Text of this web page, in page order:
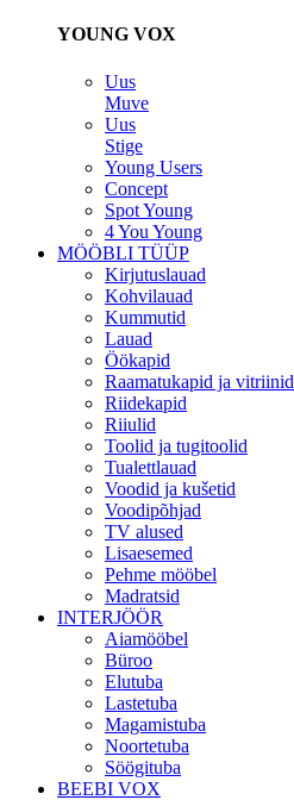
YOUNG VOX
Uus
Muve
Uus
Stige
Young Users
Concept
Spot Young
4 You Young
MÖÖBLI TÜÜP
Kirjutuslauad
Kohvilauad
Kummutid
Lauad
Öökapid
Raamatukapid ja vitriinid
Riidekapid
Riiulid
Toolid ja tugitoolid
Tualettlauad
Voodid ja kušetid
Voodipõhjad
TV alused
Lisaesemed
Pehme mööbel
Madratsid
INTERJÖÖR
Aiamööbel
Büroo
Elutuba
Lastetuba
Magamistuba
Noortetuba
Söögituba
BEEBI VOX